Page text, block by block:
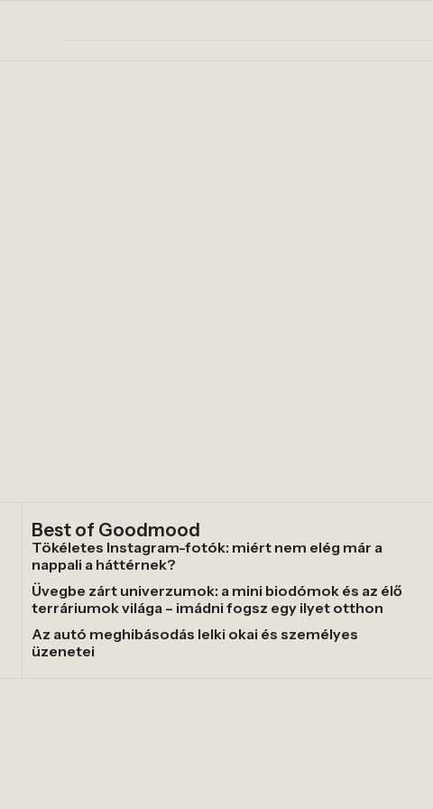
Best of Goodmood
Tökéletes Instagram-fotók: miért nem elég már a
nappali a háttérnek?
Üvegbe zárt univerzumok: a mini biodómok és az élő
terráriumok világa – imádni fogsz egy ilyet otthon
Az autó meghibásodás lelki okai és személyes
üzenetei